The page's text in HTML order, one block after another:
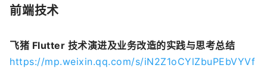
前端技术
飞猪 Flutter 技术演进及业务改造的实践与思考总结
https://mp.weixin.qq.com/s/iN2Z1oCYlZbuPEbVYVf